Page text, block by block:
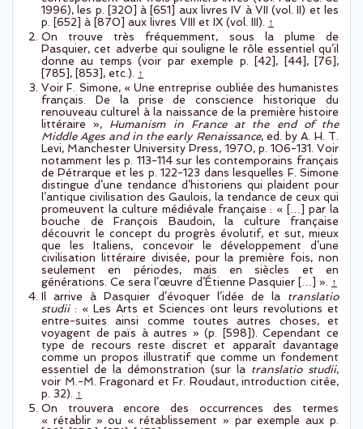
1996), les p. [320] à [651] aux livres IV à VII (vol. II) et les
p. [652] à [870] aux livres VIII et IX (vol. III). ↑
On trouve très fréquemment, sous la plume de
Pasquier, cet adverbe qui souligne le rôle essentiel qu’il
donne au temps (voir par exemple p. [42], [44], [76],
[785], [853], etc.). ↑
Voir F. Simone, « Une entreprise oubliée des humanistes
français. De la prise de conscience historique du
renouveau culturel à la naissance de la première histoire
littéraire », Humanism in France at the end of the
Middle Ages and in the early Renaissance, ed. by A. H. T.
Levi, Manchester University Press, 1970, p. 106-131. Voir
notamment les p. 113-114 sur les contemporains français
de Pétrarque et les p. 122-123 dans lesquelles F. Simone
distingue d’une tendance d’historiens qui plaident pour
l’antique civilisation des Gaulois, la tendance de ceux qui
promeuvent la culture médiévale française : « […] par la
bouche de François Baudoin, la culture française
découvrit le concept du progrès évolutif, et sut, mieux
que les Italiens, concevoir le développement d’une
civilisation littéraire divisée, pour la première fois, non
seulement en périodes, mais en siècles et en
générations. Ce sera l’œuvre d’Étienne Pasquier […] ». ↑
Il arrive à Pasquier d’évoquer l’idée de la translatio
studii : « Les Arts et Sciences ont leurs revolutions et
entre-suites ainsi comme toutes autres choses, et
voyagent de païs à autres » (p. [598]). Cependant ce
type de recours reste discret et apparaît davantage
comme un propos illustratif que comme un fondement
essentiel de la démonstration (sur la translatio studii,
voir M.-M. Fragonard et Fr. Roudaut, introduction citée,
p. 32). ↑
On trouvera encore des occurrences des termes
« rétablir » ou « rétablissement » par exemple aux p.